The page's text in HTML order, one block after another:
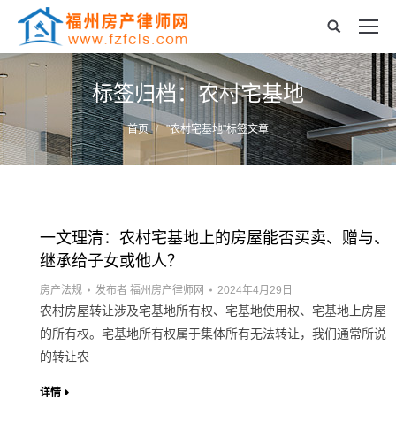
标签归档：农村宅基地
您的位置： 首页 "农村宅基地"标签文章
一文理清：农村宅基地上的房屋能否买卖、赠与、
继承给子女或他人？
房产法规 发布者 福州房产律师网 2024年4月29日
农村房屋转让涉及宅基地所有权、宅基地使用权、宅基地上房屋
的所有权。宅基地所有权属于集体所有无法转让，我们通常所说
的转让农
详情